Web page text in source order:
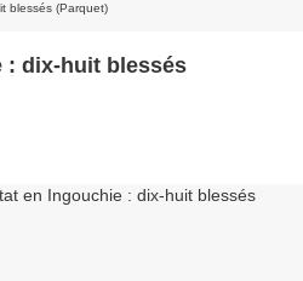
blessés (Parquet)
: dix-huit blessés